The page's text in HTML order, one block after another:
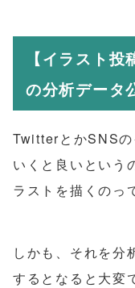
【イラスト
の分析データ
TwitterとかSNSの
いくと良いという
ラストを描くのっ
しかも、それを分
するとなると大変